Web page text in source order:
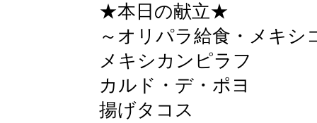
★本日の献立★
～オリパラ給食・メキシ
メキシカンピラフ
カルド・デ・ポヨ
揚げタコス